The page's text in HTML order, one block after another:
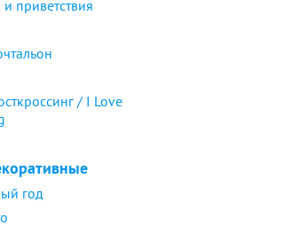
приветствия
/ I Love
год